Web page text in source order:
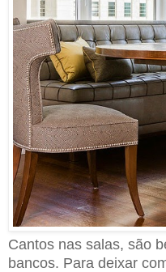
Cantos nas salas, são
bancos. Para deixar